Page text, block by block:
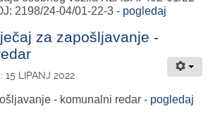
2198/24-04/01-22-3 - pogledaj
za zapošljavanje -
15 LIPANJ 2022
- komunalni redar - pogledaj